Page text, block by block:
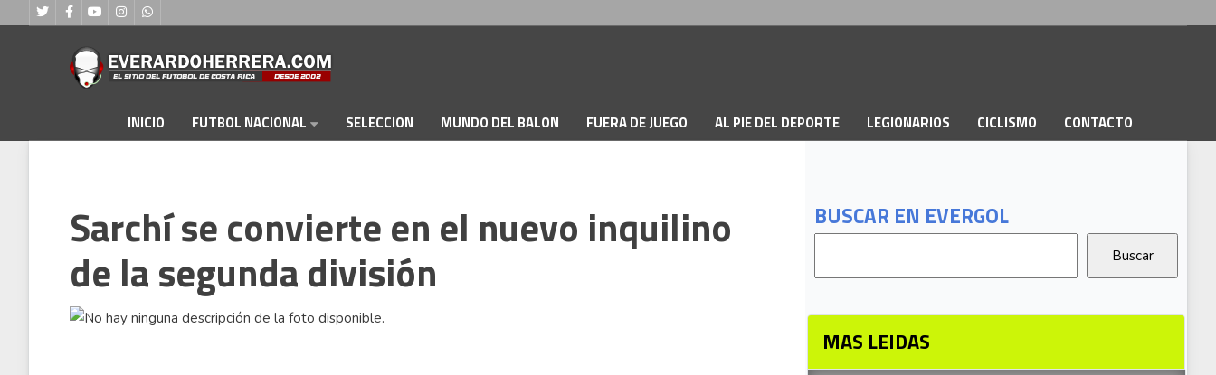
INICIO FUTBOL NACIONAL SELECCION MUNDO DEL BALON FUERA DE JUEGO AL PIE DEL DEPORTE LEGIONARIOS CICLISMO CONTACTO
BUSCAR EN EVERGOL
MAS LEIDAS
Sarchí se convierte en el nuevo inquilino
de la segunda división